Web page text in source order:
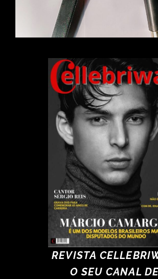
REVISTA
O SEU CANAL